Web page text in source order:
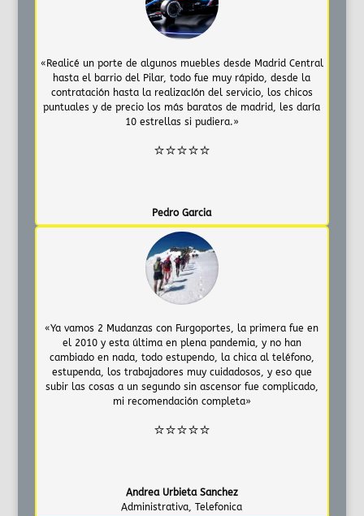
«Realicé un porte de algunos muebles desde Madrid Central
hasta el barrio del Pilar, todo fue muy rápido, desde la
contratación hasta la realizacIón del servicio, los chicos
puntuales y de precio los más baratos de madrid, les daría
10 estrellas si pudiera.»
⭐⭐⭐⭐⭐
Pedro Garcia
«Ya vamos 2 Mudanzas con Furgoportes, la primera fue en
el 2010 y esta última en plena pandemia, y no han
cambiado en nada, todo estupendo, la chica al teléfono,
estupenda, los trabajadores muy cuidadosos, y eso que
subir las cosas a un segundo sin ascensor fue complicado,
mi recomendación completa»
⭐⭐⭐⭐⭐
Andrea Urbieta Sanchez
Administrativa
Telefonica